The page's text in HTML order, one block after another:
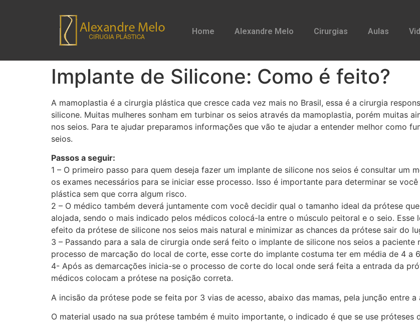
Home Alexandre Melo Cirurgias Aulas
Implante de Silicone: Como é feito?
A mamoplastia é a cirurgia plástica que cresce cada vez mais no Brasil, essa é a cirurgia
silicone. Muitas mulheres sonham em turbinar os seios através da mamoplastia, porém muitas
nos seios. Para te ajudar preparamos informações que vão te ajudar a entender melhor como
seios.
Passos a seguir:
1 – O primeiro passo para quem deseja fazer um implante de silicone nos seios é consultar um
os exames necessários para se iniciar esse processo. Isso é importante para determinar se
plástica sem que corra algum risco.
2 – O médico também deverá juntamente com você decidir qual o tamanho ideal da prótese
alojada, sendo o mais indicado pelos médicos colocá-la entre o músculo peitoral e o seio.
efeito da prótese de silicone nos seios mais natural e minimizar as chances da prótese sair do
3 – Passando para a sala de cirurgia onde será feito o implante de silicone nos seios a paciente
processo de marcação do local de corte, esse corte do implante costuma ter em média de 4 a
4- Após as demarcações inicia-se o processo de corte do local onde será feita a entrada da
médicos colocam a prótese na posição correta.
A incisão da prótese pode se feita por 3 vias de acesso, abaixo das mamas, pela junção entre
O material usado na sua prótese também é muito importante, o indicado é que se use